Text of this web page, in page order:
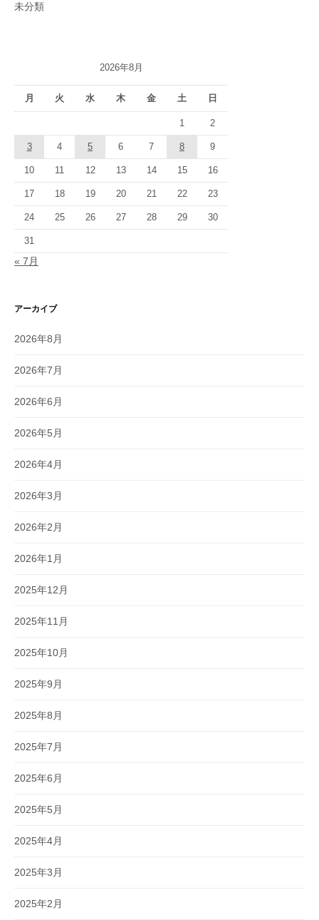
未分類
2026年8月
月 火 水 木 金 土 日
1 2
3 4 5 6 7 8 9
10 11 12 13 14 15 16
17 18 19 20 21 22 23
24 25 26 27 28 29 30
31
« 7月
アーカイブ
2026年8月
2026年7月
2026年6月
2026年5月
2026年4月
2026年3月
2026年2月
2026年1月
2025年12月
2025年11月
2025年10月
2025年9月
2025年8月
2025年7月
2025年6月
2025年5月
2025年4月
2025年3月
2025年2月